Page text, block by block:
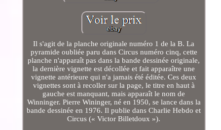
Il s'agit de la planche originale numéro 1 de la B. La
pyramide oubliée paru dans Circus numéro cinq, cette
planche n'apparaît pas dans la bande dessinée originale,
la dernière vignette est décollée et fait apparaître une
vignette antérieure qui n'a jamais été éditée. Ces deux
vignettes sont à recoller sur la page, le titre en haut à
gauche est manquant, mais apparaît le nom de
Winninger. Pierre Wininger, né en 1950, se lance dans la
bande dessinée en 1976. Il publie dans Charlie Hebdo et
Circus (« Victor Billetdoux »).